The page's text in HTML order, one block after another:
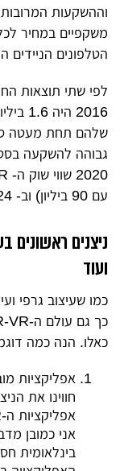
וההשקעות המרובות
משקפיים במחיר
הטלפונים הניידים
גבוהה להשקעה
עם 90 ביליון) וב- 2024 שווי שוק ה- AR עם 165 ביליון דולר.
ניצנים ראשונים
ועוד
כמו שעיצוב גרפי
כאלו. הנה כמה
אפליקציות
אני כמובן
בינלאומית